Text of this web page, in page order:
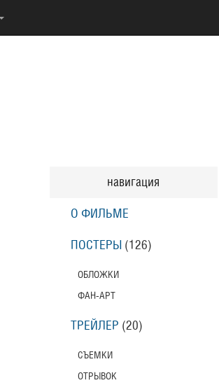
навигация
О ФИЛЬМЕ
ПОСТЕРЫ (126)
ОБЛОЖКИ
ФАН-АРТ
ТРЕЙЛЕР (20)
СЪЕМКИ
ОТРЫВОК